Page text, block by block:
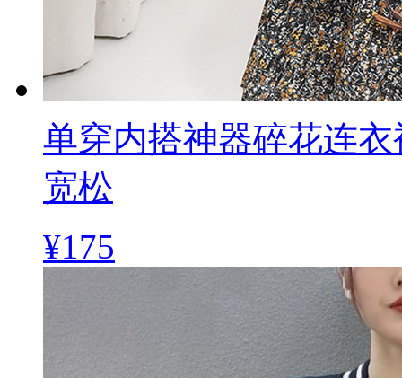
单穿内搭神器碎花连
宽松
¥175